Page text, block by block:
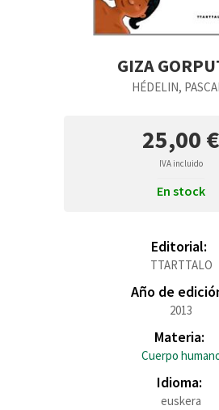
GIZA
HÉDELIN,
25,00 €
IVA incluido
En stock
Editorial:
TTARTTALO
Año de
2013
Materia:
Cuerpo
Idioma:
euskera